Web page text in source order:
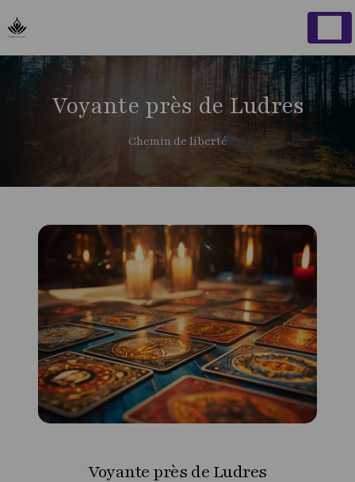
Voyante près de Ludres
Chemin de liberté
Voyante près de Ludres